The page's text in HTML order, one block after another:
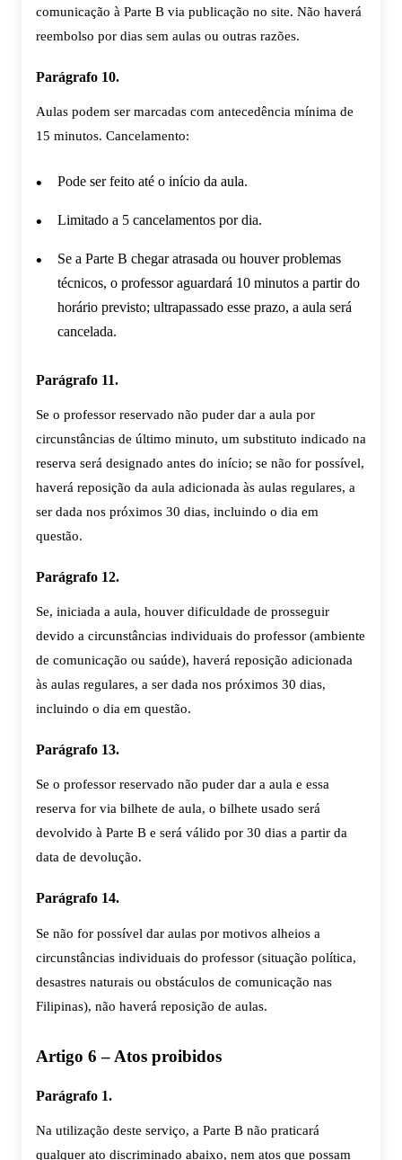
comunicação à Parte B via publicação no site. Não haverá
reembolso por dias sem aulas ou outras razões.
Parágrafo 10.
Aulas podem ser marcadas com antecedência mínima de
15 minutos. Cancelamento:
Pode ser feito até o início da aula.
Limitado a 5 cancelamentos por dia.
Se a Parte B chegar atrasada ou houver problemas
técnicos, o professor aguardará 10 minutos a partir do
horário previsto; ultrapassado esse prazo, a aula será
cancelada.
Parágrafo 11.
Se o professor reservado não puder dar a aula por
circunstâncias de último minuto, um substituto indicado na
reserva será designado antes do início; se não for possível,
haverá reposição da aula adicionada às aulas regulares, a
ser dada nos próximos 30 dias, incluindo o dia em
questão.
Parágrafo 12.
Se, iniciada a aula, houver dificuldade de prosseguir
devido a circunstâncias individuais do professor (ambiente
de comunicação ou saúde), haverá reposição adicionada
às aulas regulares, a ser dada nos próximos 30 dias,
incluindo o dia em questão.
Parágrafo 13.
Se o professor reservado não puder dar a aula e essa
reserva for via bilhete de aula, o bilhete usado será
devolvido à Parte B e será válido por 30 dias a partir da
data de devolução.
Parágrafo 14.
Se não for possível dar aulas por motivos alheios a
circunstâncias individuais do professor (situação política,
desastres naturais ou obstáculos de comunicação nas
Filipinas), não haverá reposição de aulas.
Artigo 6 – Atos proibidos
Parágrafo 1.
Na utilização deste serviço, a Parte B não praticará
qualquer ato discriminado abaixo, nem atos que possam